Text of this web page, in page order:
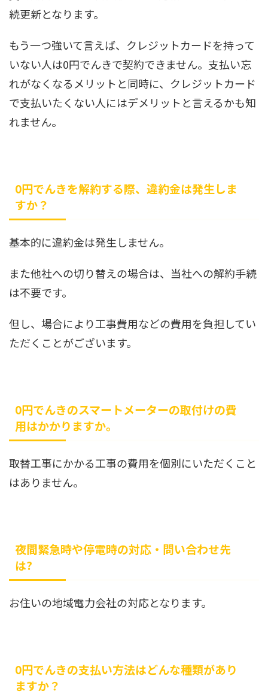
続更新となります。
もう一つ強いて言えば、クレジットカードを持って
いない人は0円でんきで契約できません。支払い忘
れがなくなるメリットと同時に、クレジットカード
で支払いたくない人にはデメリットと言えるかも知
れません。
0円でんきを解約する際、違約金は発生しま
すか？
基本的に違約金は発生しません。
また他社への切り替えの場合は、当社への解約手続
は不要です。
但し、場合により工事費用などの費用を負担してい
ただくことがございます。
0円でんきのスマートメーターの取付けの費
用はかかりますか。
取替工事にかかる工事の費用を個別にいただくこと
はありません。
夜間緊急時や停電時の対応・問い合わせ先
は?
お住いの地域電力会社の対応となります。
0円でんきの支払い方法はどんな種類があり
ますか？